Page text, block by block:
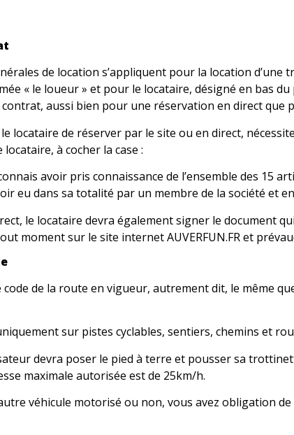
de location s’appliquent pour la location
« le loueur » et pour le locataire, désigné en bas
aussi bien pour une réservation en direct que
locataire de réserver par le site ou en direct,
à cocher la case :
avoir pris connaissance de l’ensemble des 15
eu dans sa totalité par un membre de la société et
le locataire devra également signer le document qui
moment sur le site internet AUVERFUN.FR et
de la route en vigueur, autrement dit, le même
sur pistes cyclables, sentiers, chemins et
devra poser le pied à terre et pousser sa
maximale autorisée est de 25km/h.
véhicule motorisé ou non, vous avez obligation